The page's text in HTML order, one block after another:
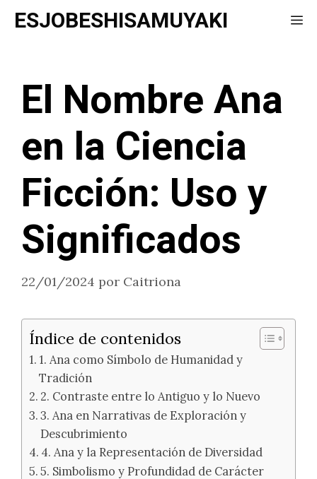
Saltar
ESJOBESHISAMUYAKI
El Nombre Ana
en la Ciencia
Ficción: Uso y
Significados
22/01/2024 por Caitriona
Índice de contenidos
1. Ana como Símbolo de Humanidad y
Tradición
2. Contraste entre lo Antiguo y lo Nuevo
3. Ana en Narrativas de Exploración y
Descubrimiento
4. Ana y la Representación de Diversidad
5. Simbolismo y Profundidad de Carácter